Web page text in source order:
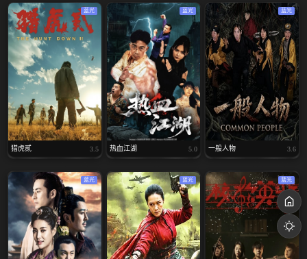
蓝光
猎虎贰 3.5
蓝光
热血江湖 5.0
蓝光
一般人物 3.6
蓝光 蓝光 蓝光